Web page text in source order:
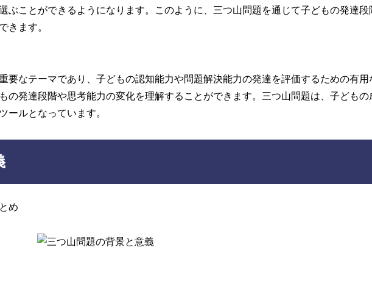
ぶことができるようになります。このように、三つ山問題を通じて子どもの発達段
きます。
要なテーマであり、子どもの認知能力や問題解決能力の発達を評価するための有用
の発達段階や思考能力の変化を理解することができます。三つ山問題は、子どもの
ールとなっています。